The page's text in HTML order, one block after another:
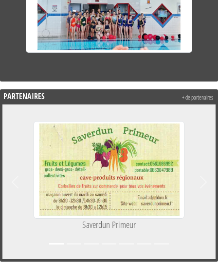
PARTENAIRES
Saverdun Primeur
+ de partenaires